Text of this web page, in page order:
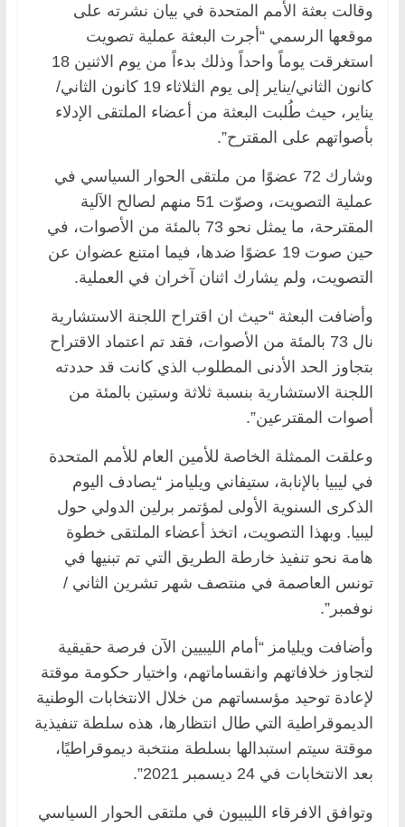
وقالت بعثة الأمم المتحدة في بيان نشرته على
موقعها الرسمي “أجرت البعثة عملية تصويت
استغرقت يوماً واحداً وذلك بدءاً من يوم الاثنين 18
كانون الثاني/يناير إلى يوم الثلاثاء 19 كانون الثاني/
يناير، حيث طُلبت البعثة من أعضاء الملتقى الإدلاء
بأصواتهم على المقترح”.
وشارك 72 عضوًا من ملتقى الحوار السياسي في
عملية التصويت، وصوّت 51 منهم لصالح الآلية
المقترحة، ما يمثل نحو 73 بالمئة من الأصوات، في
حين صوت 19 عضوًا ضدها، فيما امتنع عضوان عن
التصويت، ولم يشارك اثنان آخران في العملية.
وأضافت البعثة “حيث ان اقتراح اللجنة الاستشارية
نال 73 بالمئة من الأصوات، فقد تم اعتماد الاقتراح
بتجاوز الحد الأدنى المطلوب الذي كانت قد حددته
اللجنة الاستشارية بنسبة ثلاثة وستين بالمئة من
أصوات المقترعين”.
وعلقت الممثلة الخاصة للأمين العام للأمم المتحدة
في ليبيا بالإنابة، ستيفاني ويليامز “يصادف اليوم
الذكرى السنوية الأولى لمؤتمر برلين الدولي حول
ليبيا. وبهذا التصويت، اتخذ أعضاء الملتقى خطوة
هامة نحو تنفيذ خارطة الطريق التي تم تبنيها في
تونس العاصمة في منتصف شهر تشرين الثاني /
نوفمبر”.
وأضافت ويليامز “أمام الليبيين الآن فرصة حقيقية
لتجاوز خلافاتهم وانقساماتهم، واختيار حكومة موقتة
لإعادة توحيد مؤسساتهم من خلال الانتخابات الوطنية
الديموقراطية التي طال انتظارها، هذه سلطة تنفيذية
موقتة سيتم استبدالها بسلطة منتخبة ديموقراطيًا،
بعد الانتخابات في 24 ديسمبر 2021”.
وتوافق الافرقاء الليبيون في ملتقى الحوار السياسي